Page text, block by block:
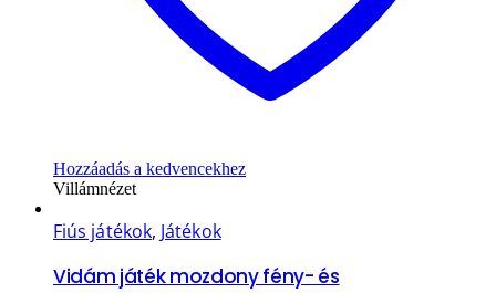
Hozzáadás a kedvencekhez
Villámnézet
Fiús játékok, Játékok
Vidám játék mozdony fény- és